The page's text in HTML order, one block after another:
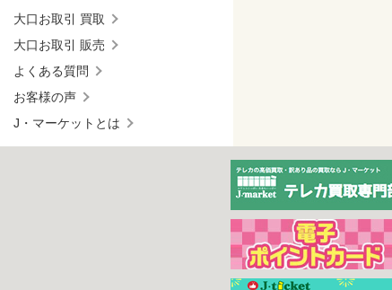
大口お取引 買取
大口お取引 販売
よくある質問
お客様の声
J・マーケットとは